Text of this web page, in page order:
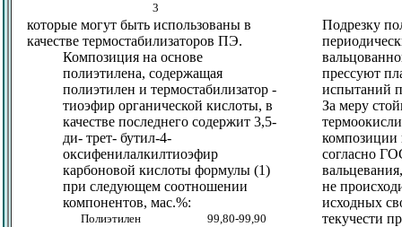
3
которые могут быть использованы в
качестве термостабилизаторов ПЭ.
Композиция на основе
полиэтилена, содержащая
полиэтилен и термостабилизатор -
тиоэфир органической кислоты, в
качестве последнего содержит 3,5-
ди- трет- бутил-4-
оксифенилалкилтиоэфир
карбоновой кислоты формулы (1)
при следующем соотношении
компонентов, мас.%:
Полиэтилен
99,80-99,90
Подрезку
прессуют
испытаний
За меру
согласно
не
исходных
текучести